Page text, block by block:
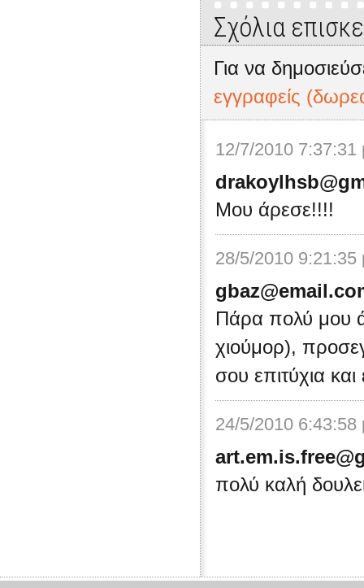
Σχόλια
Για να
εγγραφείς
12/7/2010 7:37:31
Μου άρεσε!!!!
28/5/2010 9:21:35
Πάρα πολύ μου
χιούμορ),
σου επιτύχια
24/5/2010 6:43:58
πολύ καλή